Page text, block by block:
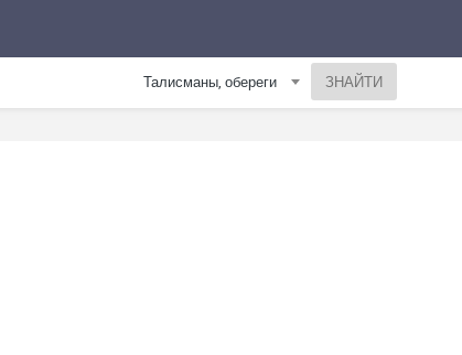
Талисманы, обереги